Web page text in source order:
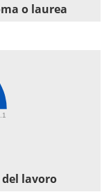
o laurea
lavoro